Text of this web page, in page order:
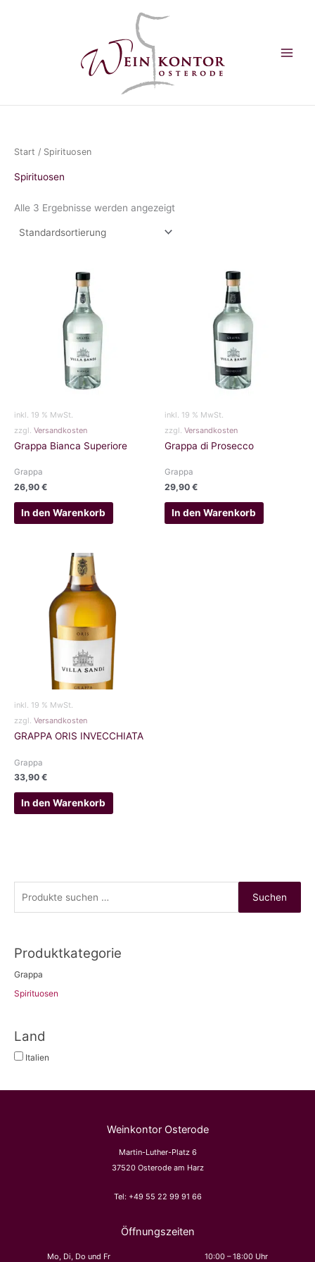
Start / Spirituosen
Spirituosen
Alle 3 Ergebnisse werden angezeigt
inkl. 19 % MwSt.
zzgl. Versandkosten
Grappa Bianca Superiore
Grappa
26,90 €
In den Warenkorb
inkl. 19 % MwSt.
zzgl. Versandkosten
Grappa di Prosecco
Grappa
29,90 €
In den Warenkorb
inkl. 19 % MwSt.
zzgl. Versandkosten
GRAPPA ORIS INVECCHIATA
Grappa
33,90 €
In den Warenkorb
h
c
h
Suchen
Produktkategorie
Grappa
Spirituosen
Land
Italien
Weinkontor Osterode
Martin-Luther-Platz 6
37520 Osterode am Harz
Tel: +49 55 22 99 91 66
Öffnungszeiten
Mo, Di, Do und Fr 10:00 – 18:00 Uhr